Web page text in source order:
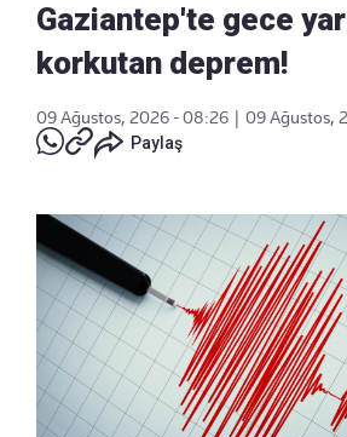
Gaziantep'te gece
korkutan deprem!
09 Ağustos, 2026 - 08:26
09 Ağustos,
Paylaş